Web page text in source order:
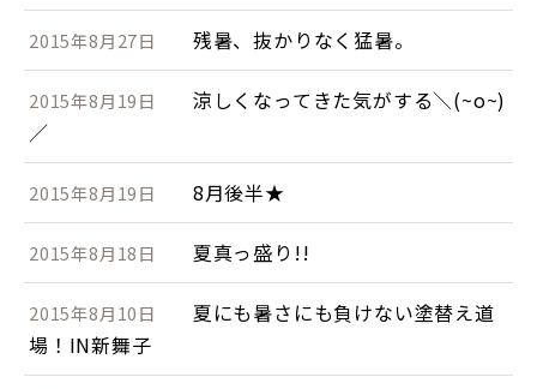
2015年8月27日 残暑、抜かりなく猛暑。
2015年8月19日
涼しくなってきた気がする＼(~o~)
／
2015年8月19日 8月後半★
2015年8月18日 夏真っ盛り!!
2015年8月10日
夏にも暑さにも負けない塗替え道
場！IN新舞子